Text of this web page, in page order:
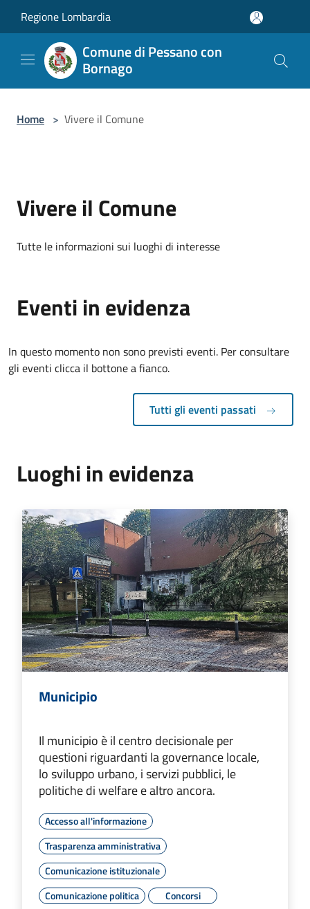
Regione Lombardia
Comune di Pessano con
Bornago
Home > Vivere il Comune
Vivere il Comune
Tutte le informazioni sui luoghi di interesse
Eventi in evidenza
In questo momento non sono previsti eventi. Per consultare
gli eventi clicca il bottone a fianco.
Tutti gli eventi passati
Luoghi in evidenza
Municipio
Il municipio è il centro decisionale per
questioni riguardanti la governance locale,
lo sviluppo urbano, i servizi pubblici, le
politiche di welfare e altro ancora.
Accesso all'informazione
Trasparenza amministrativa
Comunicazione istituzionale
Comunicazione politica
Concorsi